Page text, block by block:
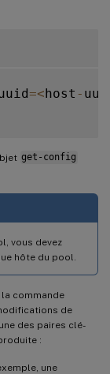
=<host -
get-config
vous devez
hôte du pool.
commande
de
des paires clé-
:
une